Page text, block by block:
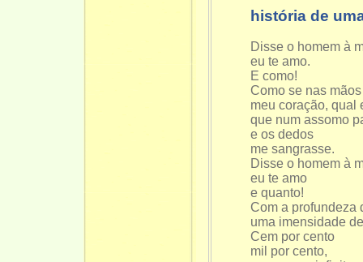
história de
Disse o homem à
eu te amo.
E como!
Como se nas
meu coração, qual
que num assomo
e os dedos
me sangrasse.
Disse o homem à
eu te amo
e quanto!
Com a profundeza
uma imensidade
Cem por cento
mil por cento,